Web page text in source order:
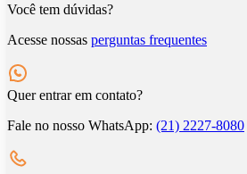
Você tem dúvidas?
Acesse nossas perguntas frequentes
Quer entrar em contato?
Fale no nosso WhatsApp: (21) 2227-8080